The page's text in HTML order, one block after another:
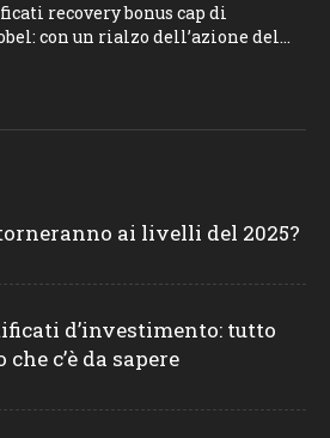
recovery bonus cap di
con un rialzo dell’azione del...
ai livelli del 2025?
d’investimento: tutto
che c’è da sapere